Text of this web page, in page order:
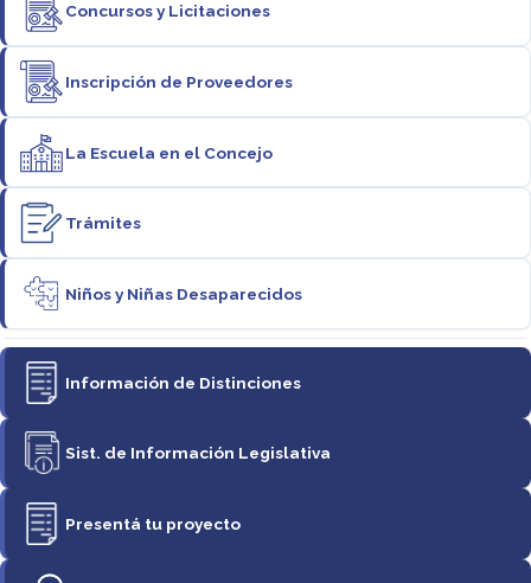
Concursos y Licitaciones
Inscripción de Proveedores
La Escuela en el Concejo
Trámites
Niños y Niñas Desaparecidos
Información de Distinciones
Sist. de Información Legislativa
Presentá tu proyecto